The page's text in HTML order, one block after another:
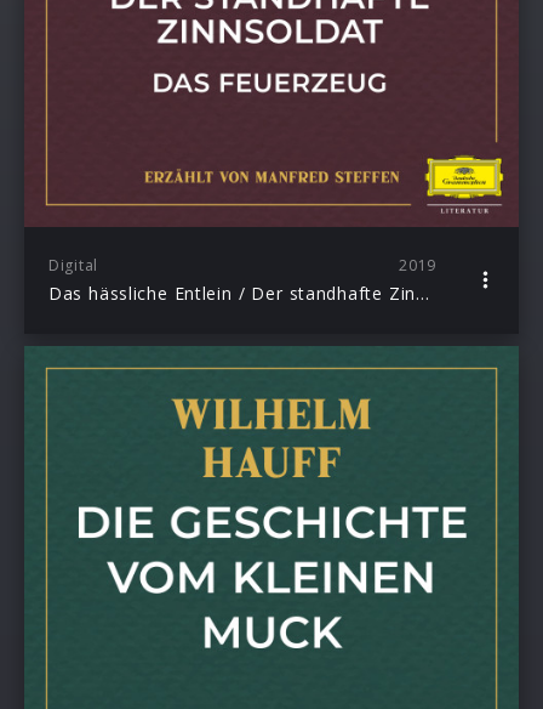
Digital 2019
Das hässliche Entlein / Der standhafte Zinnsoldat / Das Feuerzeug